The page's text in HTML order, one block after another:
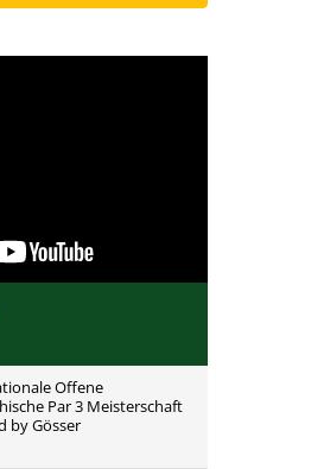
Offene
Par 3 Meisterschaft
by Gösser